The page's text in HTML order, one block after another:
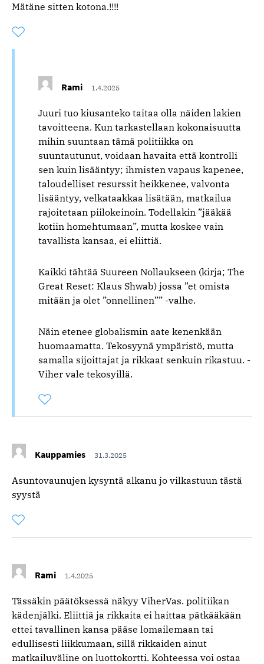
Mätäne sitten kotona.!!!!
Tykkää
kommentista
Rami 1.4.2025
Juuri tuo kiusanteko taitaa olla näiden lakien
tavoitteena. Kun tarkastellaan kokonaisuutta
mihin suuntaan tämä politiikka on
suuntautunut, voidaan havaita että kontrolli
sen kuin lisääntyy; ihmisten vapaus kapenee,
taloudelliset resurssit heikkenee, valvonta
lisääntyy, velkataakkaa lisätään, matkailua
rajoitetaan piilokeinoin. Todellakin ”jääkää
kotiin homehtumaan”, mutta koskee vain
tavallista kansaa, ei eliittiä.
Kaikki tähtää Suureen Nollaukseen (kirja; The
Great Reset: Klaus Shwab) jossa ”et omista
mitään ja olet ”onnellinen”” -valhe.
Näin etenee globalismin aate kenenkään
huomaamatta. Tekosyynä ympäristö, mutta
samalla sijoittajat ja rikkaat senkuin rikastuu. -
Viher vale tekosyillä.
Tykkää
kommentista
Kauppamies 31.3.2025
Asuntovaunujen kysyntä alkanu jo vilkastuun tästä
syystä
Tykkää
kommentista
Rami 1.4.2025
Tässäkin päätöksessä näkyy ViherVas. politiikan
kädenjälki. Eliittiä ja rikkaita ei haittaa pätkääkään
ettei tavallinen kansa pääse lomailemaan tai
edullisesti liikkumaan, sillä rikkaiden ainut
matkailuväline on luottokortti. Kohteessa voi ostaa